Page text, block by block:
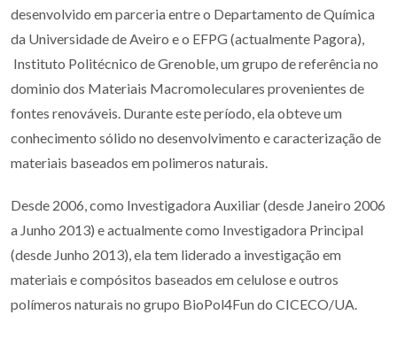
desenvolvido em parceria entre o Departamento de Química
da Universidade de Aveiro e o EFPG (actualmente Pagora),
Instituto Politécnico de Grenoble, um grupo de referência no
dominio dos Materiais Macromoleculares provenientes de
fontes renováveis. Durante este período, ela obteve um
conhecimento sólido no desenvolvimento e caracterização de
materiais baseados em polimeros naturais.
Desde 2006, como Investigadora Auxiliar (desde Janeiro 2006
a Junho 2013) e actualmente como Investigadora Principal
(desde Junho 2013), ela tem liderado a investigação em
materiais e compósitos baseados em celulose e outros
polímeros naturais no grupo BioPol4Fun do CICECO/UA.